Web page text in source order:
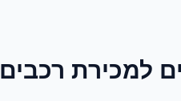
למכירת רכבים